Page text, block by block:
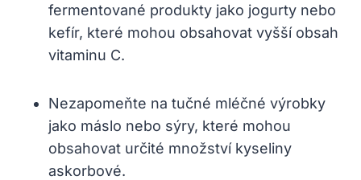
fermentované produkty jako jogurty nebo
kefír, které mohou obsahovat vyšší obsah
vitaminu C.
Nezapomeňte na tučné mléčné výrobky
jako máslo nebo sýry, které mohou
obsahovat určité množství kyseliny
askorbové.